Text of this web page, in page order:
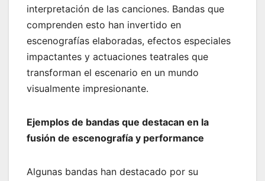
interpretación de las canciones. Bandas que
comprenden esto han invertido en
escenografías elaboradas, efectos especiales
impactantes y actuaciones teatrales que
transforman el escenario en un mundo
visualmente impresionante.
Ejemplos de bandas que destacan en la
fusión de escenografía y performance
Algunas bandas han destacado por su